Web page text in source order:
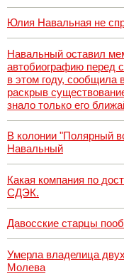
Юлия Навальная не
Навальный оставил
автобиографию перед
в этом году, сообщила
раскрыв
знало только его
В колонии "Полярный
Навальный
Какая компания по
СДЭК.
Давосские старцы
Умерла владелица
Молева